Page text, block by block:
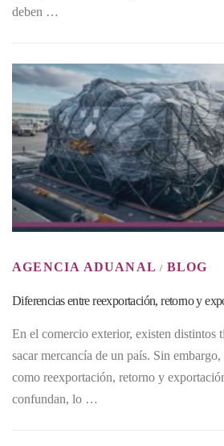
deben …
AGENCIA ADUANAL / BLOG
Diferencias entre reexportación, retorno y
En el comercio exterior, existen distintos
sacar mercancía de un país. Sin
como reexportación, retorno y
confundan, lo …